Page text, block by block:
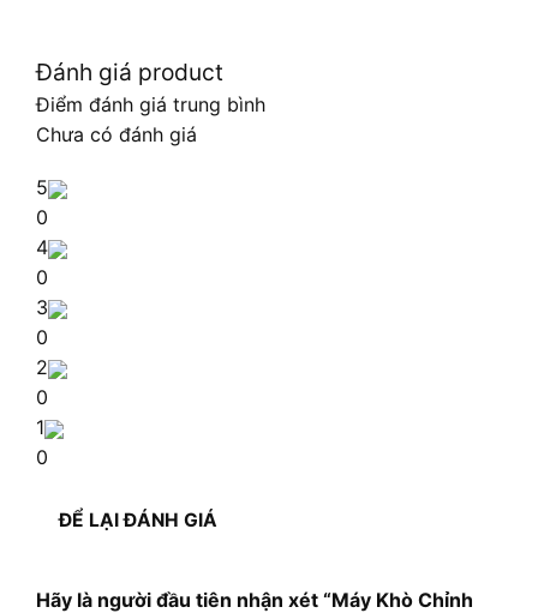
Đánh giá product
Điểm đánh giá trung bình
Chưa có đánh giá
5
0
4
0
3
0
2
0
1
0
ĐỂ LẠI ĐÁNH GIÁ
Hãy là người đầu tiên nhận xét “Máy Khò Chỉnh